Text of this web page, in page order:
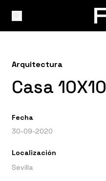
Arquitectura
Casa 10X10
Fecha
30-09-2020
Localización
Sevilla